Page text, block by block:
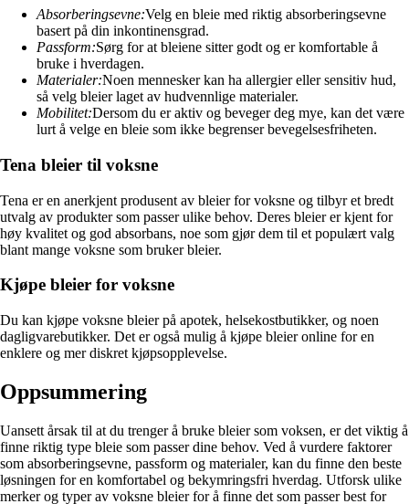
Absorberingsevne:Velg en bleie med riktig absorberingsevne
basert på din inkontinensgrad.
Passform:Sørg for at bleiene sitter godt og er komfortable å
bruke i hverdagen.
Materialer:Noen mennesker kan ha allergier eller sensitiv hud,
så velg bleier laget av hudvennlige materialer.
Mobilitet:Dersom du er aktiv og beveger deg mye, kan det være
lurt å velge en bleie som ikke begrenser bevegelsesfriheten.
Tena bleier til voksne
Tena er en anerkjent produsent av bleier for voksne og tilbyr et bredt
utvalg av produkter som passer ulike behov. Deres bleier er kjent for
høy kvalitet og god absorbans, noe som gjør dem til et populært valg
blant mange voksne som bruker bleier.
Kjøpe bleier for voksne
Du kan kjøpe voksne bleier på apotek, helsekostbutikker, og noen
dagligvarebutikker. Det er også mulig å kjøpe bleier online for en
enklere og mer diskret kjøpsopplevelse.
Oppsummering
Uansett årsak til at du trenger å bruke bleier som voksen, er det viktig å
finne riktig type bleie som passer dine behov. Ved å vurdere faktorer
som absorberingsevne, passform og materialer, kan du finne den beste
løsningen for en komfortabel og bekymringsfri hverdag. Utforsk ulike
merker og typer av voksne bleier for å finne det som passer best for